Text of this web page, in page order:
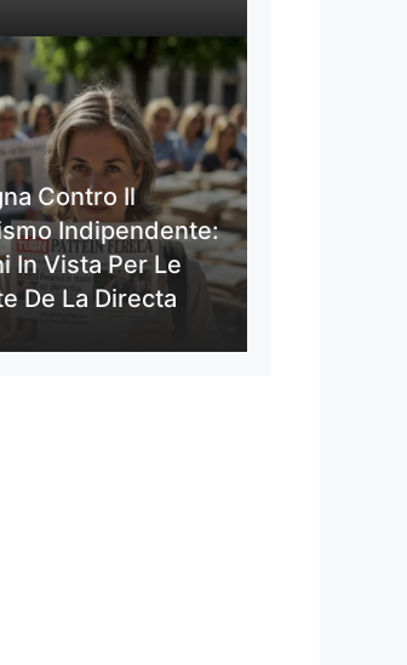
Contro Il
Indipendente:
In Vista Per Le
De La Directa